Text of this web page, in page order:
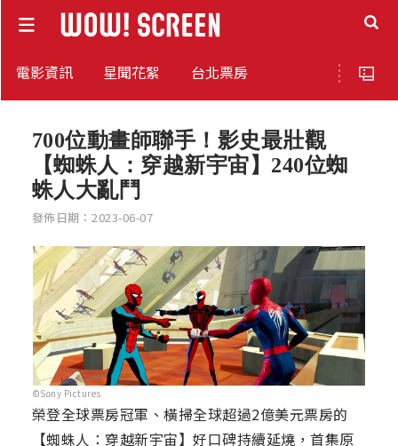
電影資訊 星聞花絮 台北票房
700位動畫師聯手！影史最壯觀
【蜘蛛人：穿越新宇宙】240位蜘
蛛人大亂鬥
發佈日期：2023-06-07
©Sony Pictures
榮登全球票房冠軍、橫掃全球超過2億美元票房的
【蜘蛛人：穿越新宇宙】好口碑持續延燒，首集原